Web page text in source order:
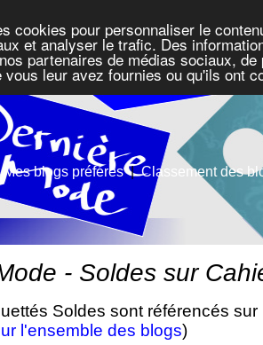
cookies pour personnaliser le
et analyser le trafic. Des
partenaires de médias sociaux,
vous leur avez fournies ou qu'ils ont
Mes blogs préférés|Classement des
- Soldes sur
Soldes sont référencés
l'ensemble des blogs)